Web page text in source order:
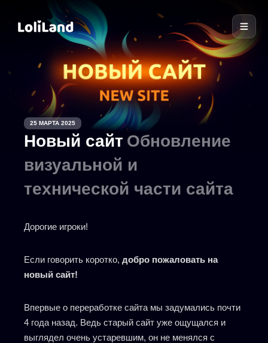
25 МАРТА 2025
Новый сайт Обновление
визуальной и
технической части сайта
Дорогие игроки!
Если говорить коротко, добро пожаловать на
новый сайт!
Впервые о переработке сайта мы задумались почти
4 года назад. Ведь старый сайт уже ощущался и
выглядел очень устаревшим, он не менялся с